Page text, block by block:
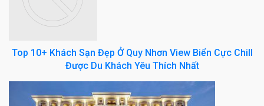
Top 10+ Khách Sạn Đẹp Ở Quy Nhơn View Biển Cực Chill
Được Du Khách Yêu Thích Nhất